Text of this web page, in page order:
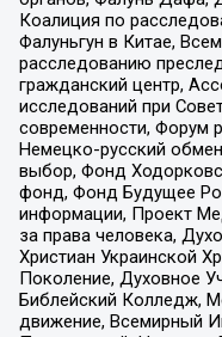
Коалиция по
Фалуньгун в Китае,
расследованию
гражданский центр,
исследований при
современности, Форум
Немецко-русский
выбор, Фонд
фонд, Фонд Будущее
информации, Проект
за права человека,
Христиан Украинской
Поколение, Духовное
Библейский Колледж,
движение, Всемирный